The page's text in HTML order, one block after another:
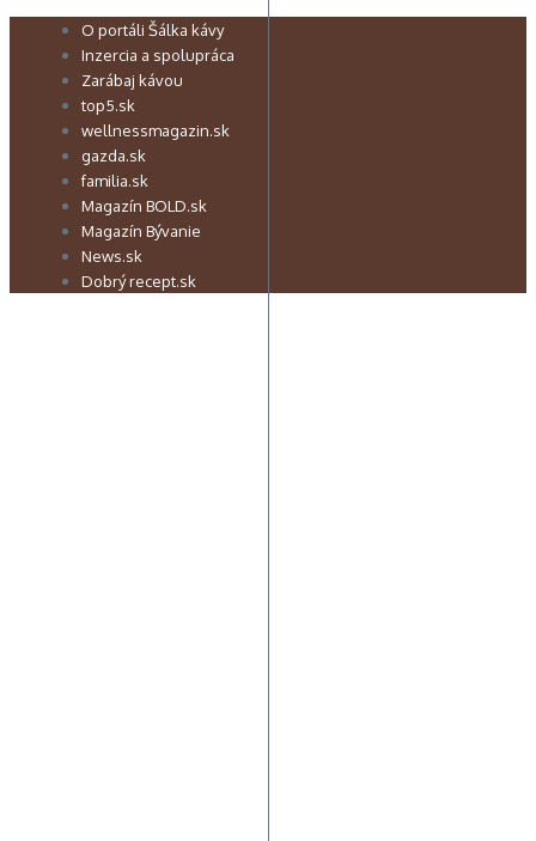
Preskočiť O portáli Šálka kávy
Inzercia a spolupráca
Zarábaj kávou
top5.sk
wellnessmagazin.sk
gazda.sk
familia.sk
Magazín BOLD.sk
Magazín Bývanie
News.sk
Dobrý recept.sk